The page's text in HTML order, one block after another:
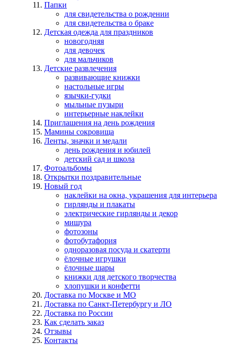
Папки
для свидетельства о рождении
для свидетельства о браке
Детская одежда для праздников
новогодняя
для девочек
для мальчиков
Детские развлечения
развивающие книжки
настольные игры
язычки-гудки
мыльные пузыри
интерьерные наклейки
Приглашения на день рождения
Мамины сокровища
Ленты, значки и медали
день рождения и юбилей
детский сад и школа
Фотоальбомы
Открытки поздравительные
Новый год
наклейки на окна, украшения для интерьера
гирлянды и плакаты
электрические гирлянды и декор
мишура
фотозоны
фотобутафория
одноразовая посуда и скатерти
ёлочные игрушки
ёлочные шары
книжки для детского творчества
хлопушки и конфетти
Доставка по Москве и МО
Доставка по Санкт-Петербургу и ЛО
Доставка по России
Как сделать заказ
Отзывы
Контакты